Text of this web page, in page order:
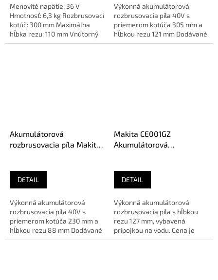
Menovité napätie: 36 V
Hmotnosť: 6,3 kg Rozbrusovací
kotúč: 300 mm Maximálna
hĺbka rezu: 110 mm Vnútorný
priemer kotúča: 22,23
Výkonná akumulátorová
rozbrusovacia píla 40V s
priemerom kotúča 305 mm a
hĺbkou rezu 121 mm Dodávané
bez batérií, nabíjačky a
Akumulátorová
rozbrusovacia píla Makita
DETAIL
Výkonná akumulátorová
rozbrusovacia píla 40V s
priemerom kotúča 230 mm a
hĺbkou rezu 88 mm Dodávané
bez batérií, nabíjačky a
Makita CE001GZ
Akumulátorová
DETAIL
Výkonná akumulátorová
rozbrusovacia píla s hĺbkou
rezu 127 mm, vybavená
prípojkou na vodu. Cena je
vrátane trojročnej záruky -